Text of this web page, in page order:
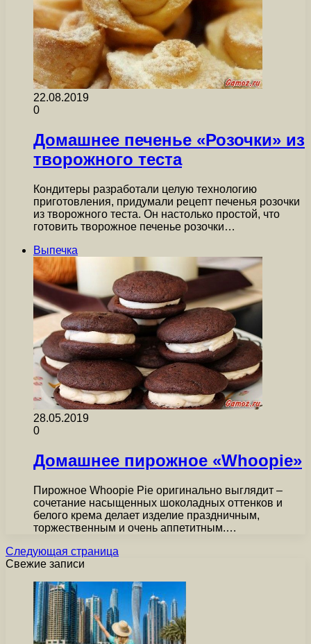
22.08.2019
0
Домашнее печенье «Розочки» из
творожного теста
Кондитеры разработали целую технологию
приготовления, придумали рецепт печенья розочки
из творожного теста. Он настолько простой, что
готовить творожное печенье розочки…
Выпечка
28.05.2019
0
Домашнее пирожное «Whoopie»
Пирожное Whoopie Pie оригинально выглядит –
сочетание насыщенных шоколадных оттенков и
белого крема делает изделие праздничным,
торжественным и очень аппетитным.…
Следующая страница
Свежие записи